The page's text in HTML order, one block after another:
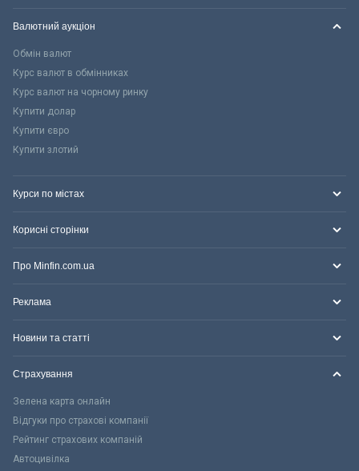
Валютний аукціон
Обмін валют
Курс валют в обмінниках
Курс валют на чорному ринку
Купити долар
Купити євро
Купити злотий
Курси по містах
Корисні сторінки
Про Minfin.com.ua
Реклама
Новини та статті
Страхування
Зелена карта онлайн
Відгуки про страхові компанії
Рейтинг страхових компаній
Автоцивілка